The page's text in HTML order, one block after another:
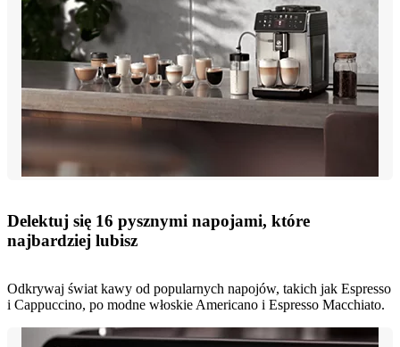
Delektuj się 16 pysznymi napojami, które
najbardziej lubisz
Odkrywaj świat kawy od popularnych napojów, takich jak Espresso
i Cappuccino, po modne włoskie Americano i Espresso Macchiato.